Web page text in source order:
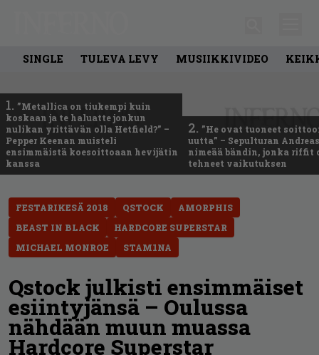
SINGLE TULEVA LEVY MUSIIKKIVIDEO
1. ”Metallica on tiukempi kuin
koskaan ja te haluatte jonkun
nulikan yrittävän olla Hetfield?” –
Pepper Keenan muisteli
ensimmäistä koesoittoaan hevijätin
kanssa
2. ”He ovat tuoneet
uutta” – Sepulturan
nimeää bändin, jonka riffit
tehneet vaikutuksen
FESTARIKESÄ 2018 QSTOCK
AMORPHIS
BEAST IN BLACK
HARDCORE SUPERSTAR
MICHAEL MONROE
STAM1NA
Qstock julkisti ensimmäiset
esiintyjänsä – Oulussa
nähdään muun muassa
Hardcore Superstar